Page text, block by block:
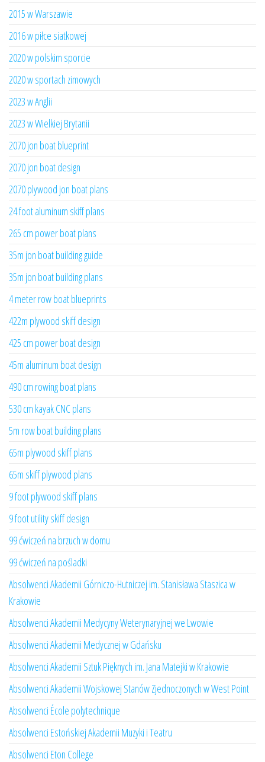
2015 w Warszawie
2016 w piłce siatkowej
2020 w polskim sporcie
2020 w sportach zimowych
2023 w Anglii
2023 w Wielkiej Brytanii
2070 jon boat blueprint
2070 jon boat design
2070 plywood jon boat plans
24 foot aluminum skiff plans
265 cm power boat plans
35m jon boat building guide
35m jon boat building plans
4 meter row boat blueprints
422m plywood skiff design
425 cm power boat design
45m aluminum boat design
490 cm rowing boat plans
530 cm kayak CNC plans
5m row boat building plans
65m plywood skiff plans
65m skiff plywood plans
9 foot plywood skiff plans
9 foot utility skiff design
99 ćwiczeń na brzuch w domu
99 ćwiczeń na pośladki
Absolwenci Akademii Górniczo-Hutniczej im. Stanisława Staszica w
Krakowie
Absolwenci Akademii Medycyny Weterynaryjnej we Lwowie
Absolwenci Akademii Medycznej w Gdańsku
Absolwenci Akademii Sztuk Pięknych im. Jana Matejki w Krakowie
Absolwenci Akademii Wojskowej Stanów Zjednoczonych w West Point
Absolwenci École polytechnique
Absolwenci Estońskiej Akademii Muzyki i Teatru
Absolwenci Eton College